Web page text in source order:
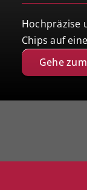
Hochpräzise
Chips auf
Gehe